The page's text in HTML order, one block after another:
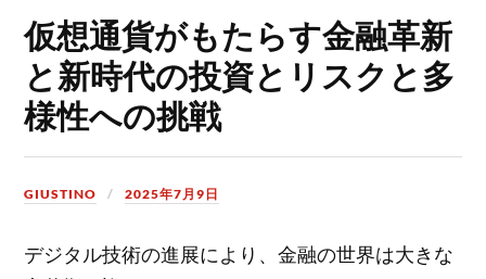
仮想通貨がもたらす金融革新
と新時代の投資とリスクと多
様性への挑戦
GIUSTINO 2025年7月9日
デジタル技術の進展により、金融の世界は大きな